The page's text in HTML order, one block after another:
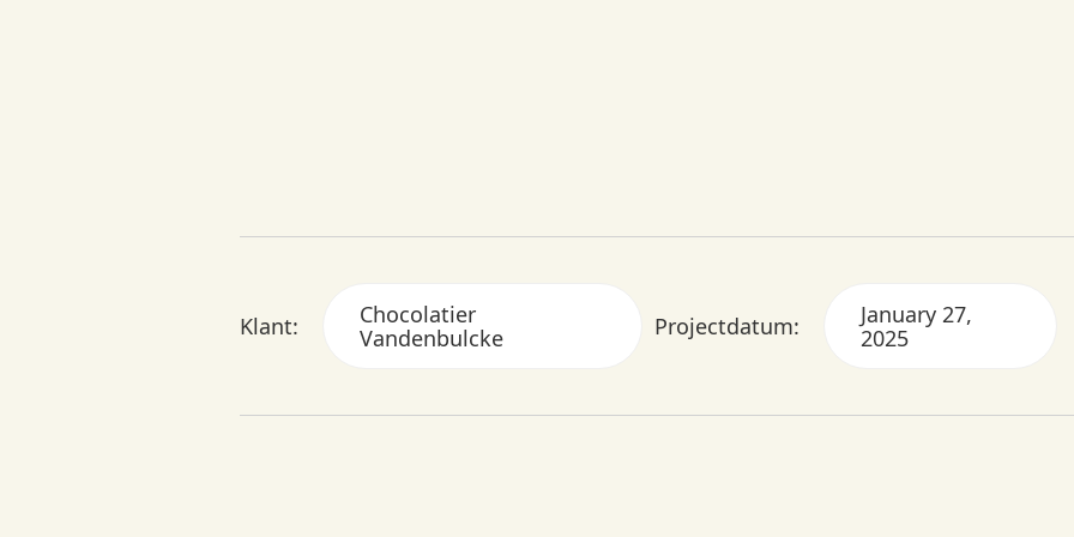
Klant:
Chocolatier
Vandenbulcke
Projectdatum:
January 27,
2025